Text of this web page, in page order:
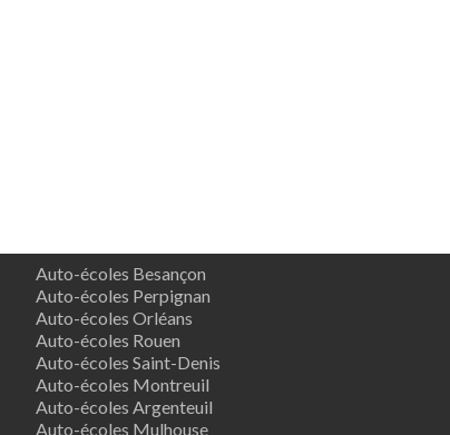
Auto-écoles Besançon
Auto-écoles Perpignan
Auto-écoles Orléans
Auto-écoles Rouen
Auto-écoles Saint-Denis
Auto-écoles Montreuil
Auto-écoles Argenteuil
Auto-écoles Mulhouse